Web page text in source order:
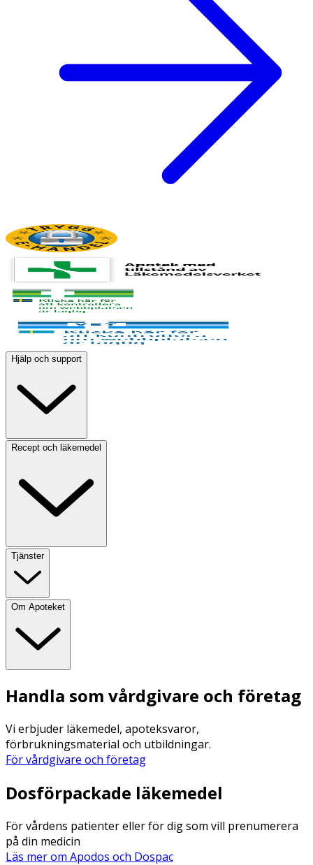
Hjälp och support
Recept och läkemedel
Tjänster
Om Apoteket
Handla som vårdgivare och företag
Vi erbjuder läkemedel, apoteksvaror,
förbrukningsmaterial och utbildningar.
För vårdgivare och företag
Dosförpackade läkemedel
För vårdens patienter eller för dig som vill prenumerera
på din medicin
Läs mer om Apodos och Dospac